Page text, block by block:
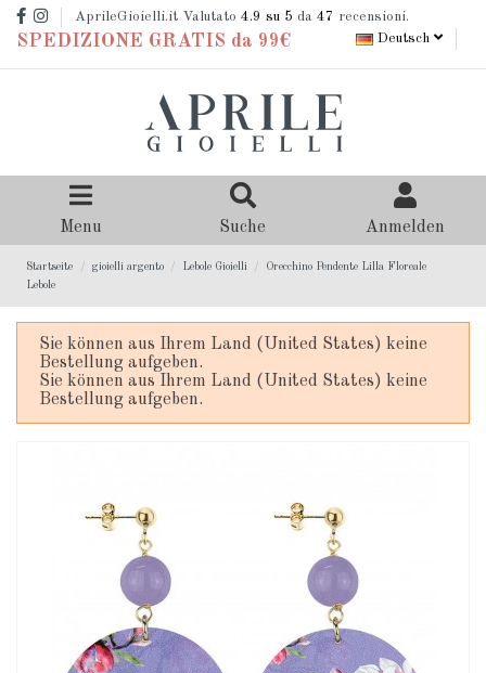
AprileGioielli.it Valutato 4.9 su 5 da 47 recensioni.
SPEDIZIONE GRATIS da 99€ Deutsch
Menu Suche Anmelden
Startseite gioielli argento Lebole Gioielli
Orecchino Pendente Lilla Floreale
Lebole
Sie können aus Ihrem Land (United States) keine
Bestellung aufgeben.
Sie können aus Ihrem Land (United States) keine
Bestellung aufgeben.